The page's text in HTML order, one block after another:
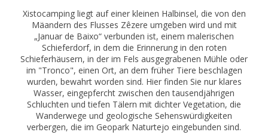
Xistocamping liegt auf einer kleinen Halbinsel, die von den
Mäandern des Flusses Zêzere umgeben wird und mit
„Januar de Baixo“ verbunden ist, einem malerischen
Schieferdorf, in dem die Erinnerung in den roten
Schieferhäusern, in der im Fels ausgegrabenen Mühle oder
im "Tronco", einen Ort, an dem früher Tiere beschlagen
wurden, bewahrt worden sind. Hier finden Sie nur klares
Wasser, eingepfercht zwischen den tausendjährigen
Schluchten und tiefen Tälern mit dichter Vegetation, die
Wanderwege und geologische Sehenswürdigkeiten
verbergen, die im Geopark Naturtejo eingebunden sind.